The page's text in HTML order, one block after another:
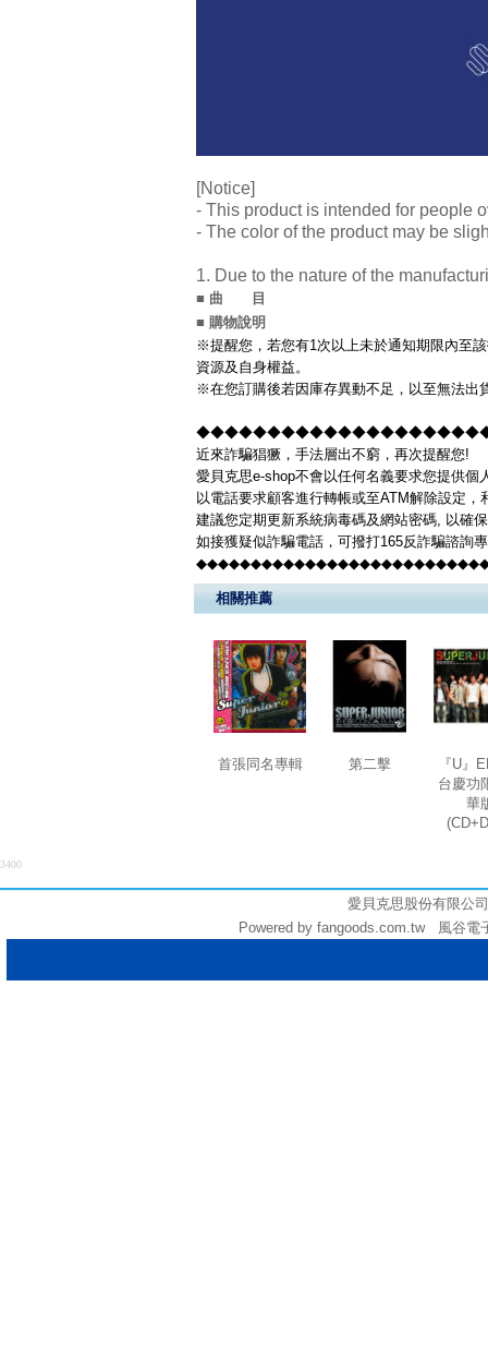
[Notice]
- This product is intended for people
- The color of the product may be
1. Due to the nature of the
■ 曲 目
■ 購物說明
※提醒您，若您有1次以上未於通知期限內至
資源及自身權益。
※在您訂購後若因庫存異動不足，以至無法出
◆◆◆◆◆◆◆◆◆◆◆◆◆◆◆◆◆◆◆◆◆◆◆◆
近來詐騙猖獗，手法層出不窮，再次提醒您!
愛貝克思e-shop不會以任何名義要求您提供個
以電話要求顧客進行轉帳或至ATM解除設定
建議您定期更新系統病毒碼及網站密碼, 以確
如接獲疑似詐騙電話，可撥打165反詐騙諮詢
相關推薦
首張同名專輯 第二擊
『U』
台慶功
華
3400
愛貝克思股份有限
Powered by fangoods.com.tw 風谷電子商